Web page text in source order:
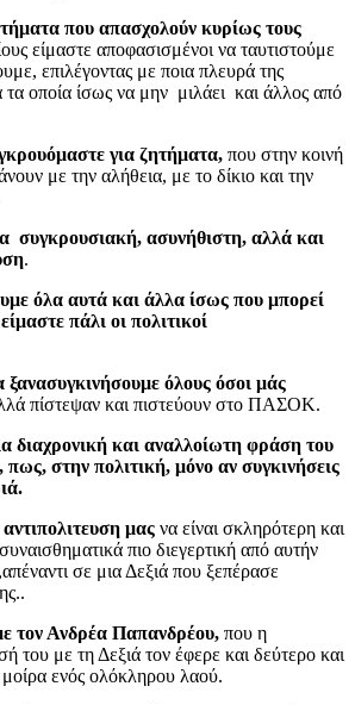
που απασχολούν κυρίως τους
είμαστε αποφασισμένοι να ταυτιστούμε
επιλέγοντας με ποια πλευρά της
τα οποία ίσως να μην μιλάει και άλλος από
για ζητήματα, που στην κοινή
με την αλήθεια, με το δίκιο και την
συγκρουσιακή, ασυνήθιστη, αλλά και
.
όλα αυτά και άλλα ίσως που μπορεί
πάλι οι πολιτικοί
ξανασυγκινήσουμε όλους όσοι μάς
πίστεψαν και πιστεύουν στο ΠΑΣΟΚ.
διαχρονική και αναλλοίωτη φράση του
στην πολιτική, μόνο αν συγκινήσεις
μας να είναι σκληρότερη και
πιο διεγερτική από αυτήν
σε μια Δεξιά που ξεπέρασε
τον Ανδρέα Παπανδρέου, που η
του με τη Δεξιά τον έφερε και δεύτερο και
ενός ολόκληρου λαού.